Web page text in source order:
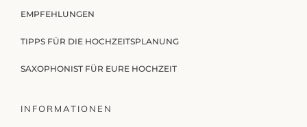
EMPFEHLUNGEN
TIPPS FÜR DIE HOCHZEITSPLANUNG
SAXOPHONIST FÜR EURE HOCHZEIT
INFORMATIONEN